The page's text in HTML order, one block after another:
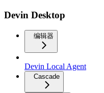
Devin Desktop
编辑器
Devin Local Agent
Cascade